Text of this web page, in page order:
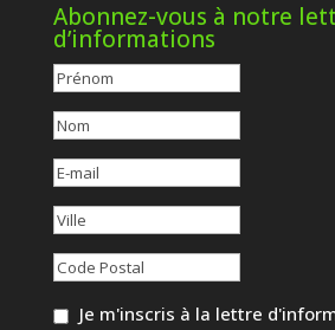
Abonnez-vous à notre
d’informations
Je m'inscris à la lettre